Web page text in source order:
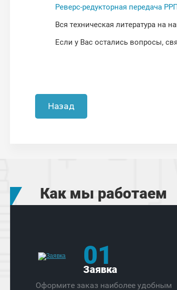
Реверс-редукторная передача
Вся техническая литература на
Если у Вас остались вопросы,
Назад
Как мы работаем
01
Заявка
Оформите заказ наиболее удобным